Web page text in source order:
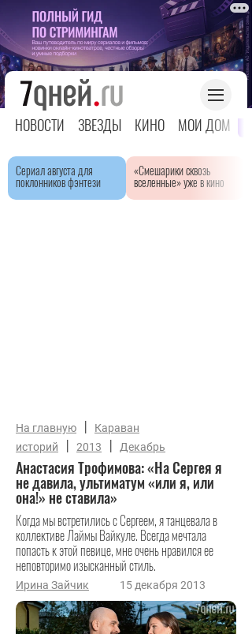
НОВОСТИ ЗВЕЗДЫ КИНО МОЙ ДОМ
Сериал августа для
поклонников фэнтези
«Смешарики сквозь
вселенные» уже в кино
На главную |
Караван
историй
| 2013 | Декабрь
Анастасия Трофимова: «На Сергея я
не давила, ультиматум «или я, или
она!» не ставила»
Когда мы встретились с Сергеем, я танцевала в
коллективе Лаймы Вайкуле. Всегда мечтала
попасть к этой певице, мне очень нравился ее
неповторимо изысканный стиль.
Ирина Зайчик 15 декабря 2013